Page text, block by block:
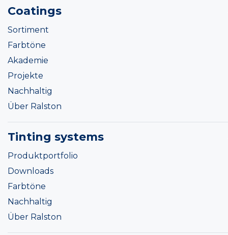
Coatings
Sortiment
Farbtöne
Akademie
Projekte
Nachhaltig
Über Ralston
Tinting systems
Produktportfolio
Downloads
Farbtöne
Nachhaltig
Über Ralston